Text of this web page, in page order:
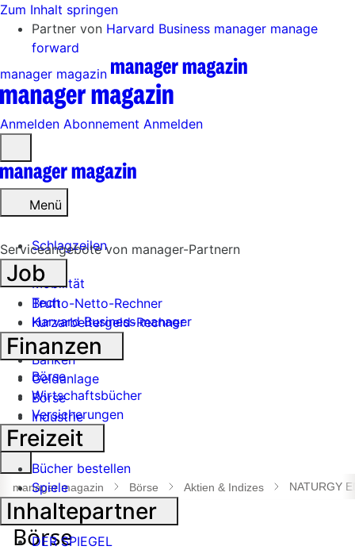
Zum Inhalt springen
Partner von Harvard Business manager manage
forward
manager magazin
Anmelden Abonnement Anmelden
öffnen
Menü
Schlagzeilen
Mobilität
Tech
Harvard Business manager
Handel
Banken
Geldanlage
Börse
Industrie
Suche
öffnen
manager magazin Börse Aktien & Indizes NATURGY
Serviceangebote von manager-Partnern
Job
Brutto-Netto-Rechner
Kurzarbeitergeld-Rechner
Finanzen
Börse
Wirtschaftsbücher
Versicherungen
Freizeit
Bücher bestellen
Spiele
Inhaltepartner
DER SPIEGEL